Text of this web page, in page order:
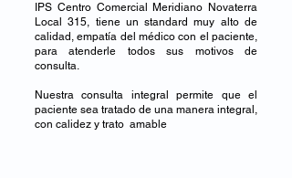
IPS Centro Comercial Meridiano Novaterra
Local 315, tiene un standard muy alto de
calidad, empatía del médico con el paciente,
para atenderle todos sus motivos de
consulta.
Nuestra consulta integral permite que el
paciente sea tratado de una manera integral,
con calidez y trato amable